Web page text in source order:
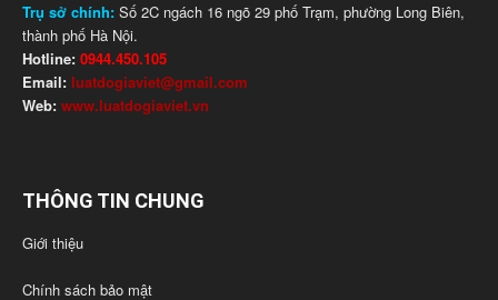
Trụ sở chính: Số 2C ngách 16 ngõ 29 phố Trạm, phường Long Biên,
thành phố Hà Nội.
Hotline: 0944.450.105
Email: luatdogiaviet@gmail.com
Web: www.luatdogiaviet.vn
THÔNG TIN CHUNG
Giới thiệu
Chính sách bảo mật